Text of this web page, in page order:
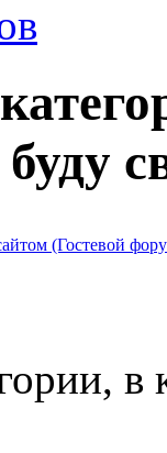
(Гостевой